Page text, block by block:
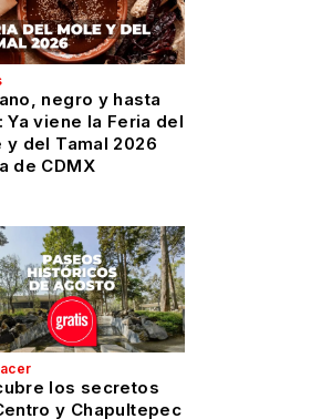
negro y hasta
Ya viene la Feria del
y del Tamal 2026
de CDMX
los secretos
y Chapultepec